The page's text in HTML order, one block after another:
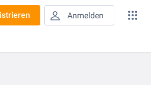
Anmelden